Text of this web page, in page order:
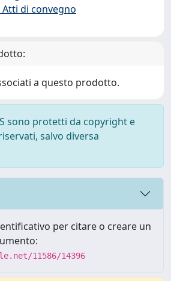
di convegno
a questo prodotto.
sono protetti da copyright e
salvo diversa
per citare o creare un
11586/14396